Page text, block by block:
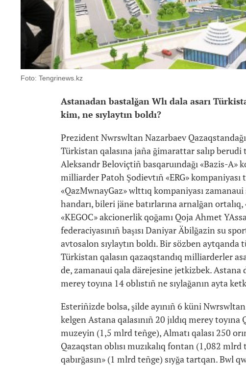
Foto: Tengrinews.kz
Astanadan bastalğan Wlı dala asarı
kim, ne sıylaytın boldı?
Prezident Nwrswltan Nazarbaev
Türkistan qalasına jaña ğimarattar salıp berudi
Aleksandr Beloviçtiñ basqaruındağı «Bazis-A»
milliarder Patoh Şodievtıñ «ERG» kompaniyası
«QazMwnayGaz» wlttıq kompaniyası
handarı, bileri jäne batırlarına arnalğan
«KEGOC» akcionerlik qoğamı Qoja Ahmet
federaciyasınıñ başısı Daniyar Äbilğazin su
avtosalon sıylaytın boldı. Bir sözben aytqanda
Türkistan qalasın qazaqstandıq milliarderler
de, zamanaui qala därejesine jetkizbek. Astana
merey toyına 14 oblıstıñ ne sıylağanın ayta
Esteriñizde bolsa, şilde ayınıñ 6 küni
kelgen Astana qalasınıñ 20 jıldıq merey toyına
muzeyin (1,5 mlrd teñge), Almatı qalası 250
Qazaqstan oblısı muzıkalıq fontan (1,082
qabırğasın» (1 mlrd teñge) sıyğa tartqan. Bwl